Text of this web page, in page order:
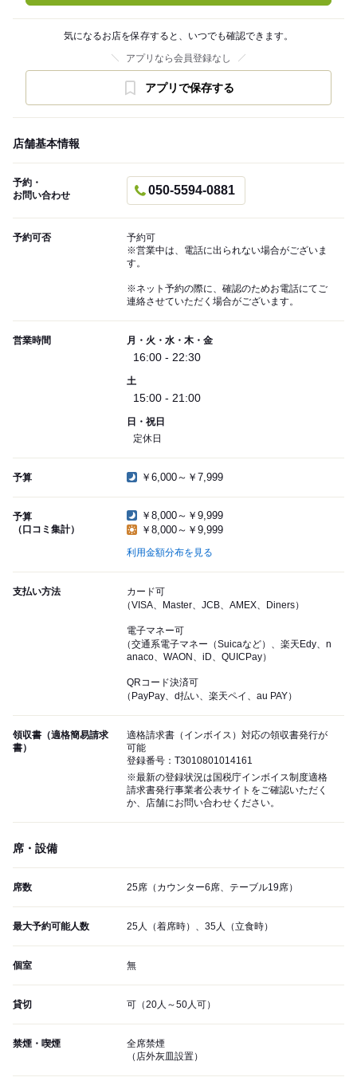
気になるお店を保存すると、いつでも確認できます。
アプリなら会員登録なし
アプリで保存する
店舗基本情報
予約・
お問い合わせ
050-5594-0881
予約可否
予約可
※営業中は、電話に出られない場合がございま
す。
※ネット予約の際に、確認のためお電話にてご
連絡させていただく場合がございます。
営業時間 月・火・水・木・金
16:00 - 22:30
土
15:00 - 21:00
日・祝日
定休日
予算 ￥6,000～￥7,999
予算
（口コミ集計）
￥8,000～￥9,999
￥8,000～￥9,999
利用金額分布を見る
支払い方法
カード可
（VISA、Master、JCB、AMEX、Diners）
電子マネー可
（交通系電子マネー（Suicaなど）、楽天Edy、n
anaco、WAON、iD、QUICPay）
QRコード決済可
（PayPay、d払い、楽天ペイ、au PAY）
領収書（適格簡易請求
書）
適格請求書（インボイス）対応の領収書発行が
可能
登録番号：T3010801014161
※最新の登録状況は国税庁インボイス制度適格
請求書発行事業者公表サイトをご確認いただく
か、店舗にお問い合わせください。
席・設備
席数 25席（カウンター6席、テーブル19席）
最大予約可能人数 25人（着席時）、35人（立食時）
個室 無
貸切 可（20人～50人可）
禁煙・喫煙
全席禁煙
（店外灰皿設置）